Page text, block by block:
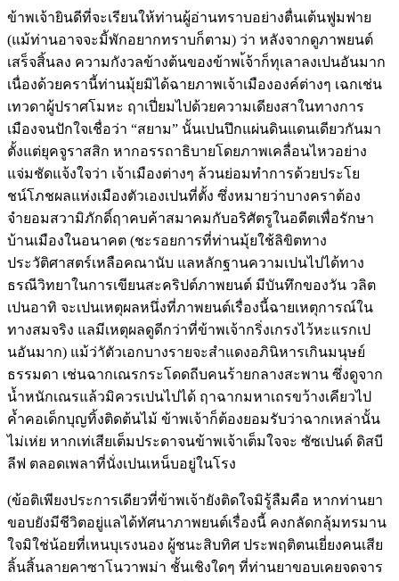
ข้าพเจ้ายินดีที่จะเรียนให้ท่านผู้อ่านทราบอย่างตื่นเต้นฟูมฟาย
(แม้ท่านอาจจะมิัพักอยากทราบก็ตาม) ว่า หลังจากดูภาพยนต์
เสร็จสิ้นลง ความกังวลข้างต้นของข้าพเ้จ้าก็ทุเลาลงเปนอันมาก
เนื่องด้วยครานี้ท่านมุ้ยมิได้ฉายภาพเจ้าเมืององค์ต่างๆ เฉกเช่น
เทวดาผู้ปราศโมหะ ฤาเปี่ยมไปด้วยความเดียงสาในทางการ
เมืองจนปักใจเชื่อว่า “สยาม” นั้นเปนปึกแผ่นดินแดนเดียวกันมา
ตั้งแต่ยุคจูราสสิก หากอรรถาธิบายโดยภาพเคลื่อนไหวอย่าง
แจ่มชัดแจ้งใจว่า เจ้าเมืองต่างๆ ล้วนย่อมทำการด้วยประโย
ชน์โภชผลแห่งเมืองตัวเองเปนที่ตั้ง ซึ่งหมายว่าบางคราต้อง
จำยอมสวามิภักดิ์ฤาคบค้าสมาคมกับอริศัตรูในอดีตเพื่อรักษา
บ้านเมืองในอนาคต (ชะรอยการที่ท่านมุ้ยใช้ลิขิตทาง
ประวัติศาสตร์เหลือคณานับ แลหลักฐานความเปนไปได้ทาง
ธรณีวิทยาในการเขียนสะคริปต์ภาพยนต์ มีบันทึกของวัน วลิต
เปนอาทิ จะเปนเหตุผลหนึ่งที่ภาพยนต์เรื่องนี้ฉายเหตุการณ์ใน
ทางสมจริง แลมีเหตุผลดูดีกว่าที่ข้าพเจ้ากริ่งเกรงไว้หะแรกเป
นอันมาก) แม้ว่าัตัวเอกบางรายจะสำแดงอภินิหารเกินมนุษย์
ธรรมดา เช่นฉากเณรกระโดดถีบคนร้ายกลางสะพาน ซึ่งดูจาก
น้ำหนักเณรแล้วมิควรเปนไปได้ ฤาฉากมหาเถรขว้างเคียวไป
ค้ำคอเด็กบุญทิ้งติดต้นไม้ ข้าพเจ้าก็ต้องยอมรับว่าฉากเหล่านั้น
ไม่เห่ย หากเท่เสียเต็มประดาจนข้าพเจ้าเต็มใจจะ ซัซเปนด์ ดิสบี
ลีฟ ตลอดเพลาที่นั่งเปนเหน็บอยู่ในโรง
(ข้อติเพียงประการเดียวที่ข้าพเจ้ายังติดใจมิรู้ลืมคือ หากท่านยา
ขอบยังมีชีวิตอยู่แลได้ทัศนาภาพยนต์เรื่องนี้ คงกลัดกลุ้มทรมาน
ใจมิใช่น้อยที่เหนบุเรงนอง ผู้ชนะสิบทิศ ประพฤติตนเยี่ยงคนเสีย
ลิ้นสิ้นลายคาซาโนวาพม่า ชั้นเชิงใดๆ ที่ท่านยาขอบเคยจดจาร